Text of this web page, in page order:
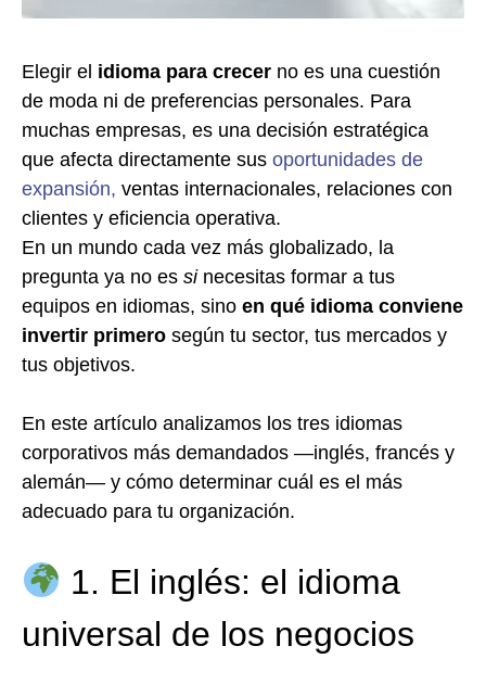
Elegir el idioma para crecer no es una cuestión
de moda ni de preferencias personales. Para
muchas empresas, es una decisión estratégica
que afecta directamente sus oportunidades de
expansión, ventas internacionales, relaciones con
clientes y eficiencia operativa.
En un mundo cada vez más globalizado, la
pregunta ya no es sinecesitas formar a tus
equipos en idiomas, sino en qué idioma conviene
invertir primero según tu sector, tus mercados y
tus objetivos.
En este artículo analizamos los tres idiomas
corporativos más demandados —inglés, francés y
alemán— y cómo determinar cuál es el más
adecuado para tu organización.
1. El inglés: el idioma
universal de los negocios